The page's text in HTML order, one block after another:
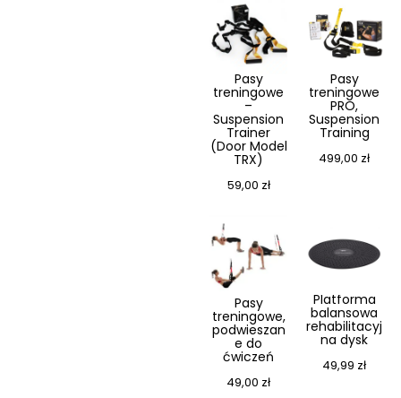
Pasy
treningowe
–
Suspension
Trainer
(Door Model
TRX)
59,00 zł
Pasy
treningowe
PRO,
Suspension
Training
499,00 zł
Pasy
treningowe,
podwieszan
e do
ćwiczeń
49,00 zł
Platforma
balansowa
rehabilitacyj
na dysk
49,99 zł